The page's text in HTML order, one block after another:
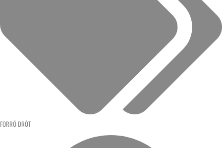
FORRÓ DRÓT